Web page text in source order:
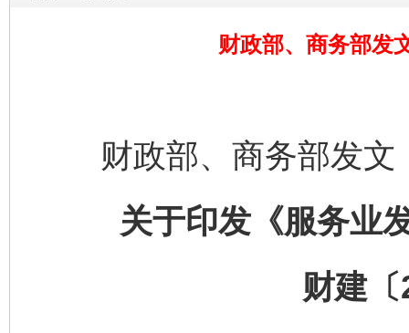
财政部、商务部发
财政部、商务部发文
关于印发《服务业
财建